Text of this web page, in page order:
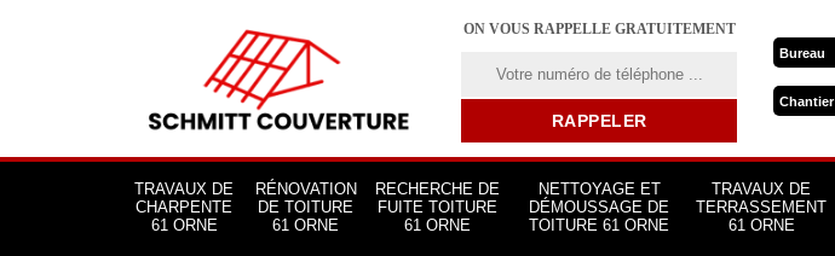
ON VOUS RAPPELLE GRATUITEMENT
Bureau
Chantier
TRAVAUX DE
CHARPENTE
61 ORNE
RÉNOVATION
DE TOITURE
61 ORNE
RECHERCHE DE
FUITE TOITURE
61 ORNE
NETTOYAGE ET
DÉMOUSSAGE DE
TOITURE 61 ORNE
TRAVAUX DE
TERRASSEMENT
61 ORNE